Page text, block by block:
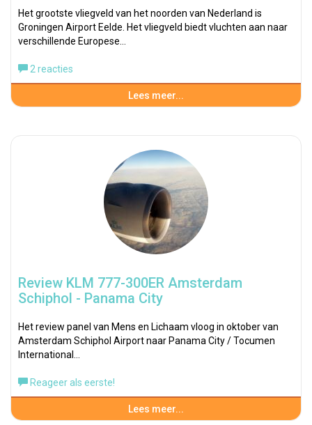
Het grootste vliegveld van het noorden van Nederland is
Groningen Airport Eelde. Het vliegveld biedt vluchten aan naar
verschillende Europese…
2 reacties
Lees meer...
Review KLM 777-300ER Amsterdam
Schiphol - Panama City
Het review panel van Mens en Lichaam vloog in oktober van
Amsterdam Schiphol Airport naar Panama City / Tocumen
International…
Reageer als eerste!
Lees meer...